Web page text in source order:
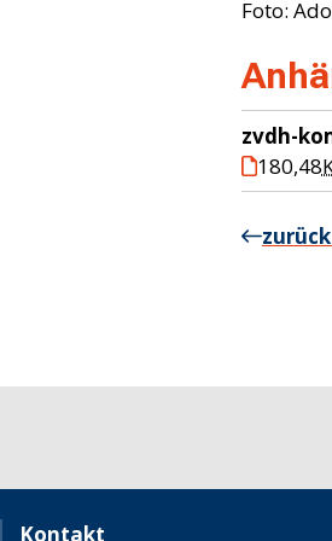
Foto:
zvdh-
180,48
Kontakt